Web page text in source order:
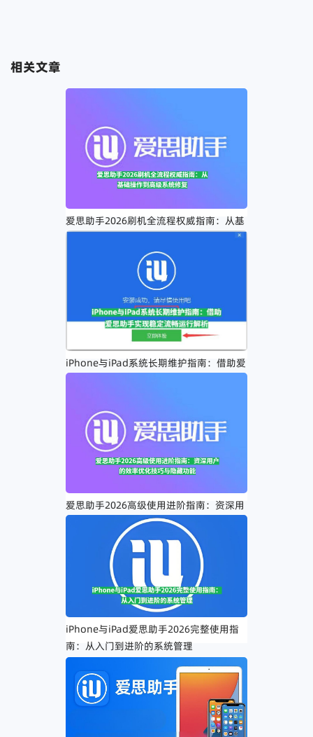
相关文章
爱思助手2026刷机全流程权威指南：从基
础操作到高级系统修复
iPhone与iPad系统长期维护指南：借助爱
思助手实现稳定流畅运行解析
爱思助手2026高级使用进阶指南：资深用
户的效率优化技巧与隐藏功能
iPhone与iPad爱思助手2026完整使用指
南：从入门到进阶的系统管理